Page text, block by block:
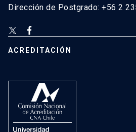
Dirección de Postgrado: +56 2
ACREDITACIÓN